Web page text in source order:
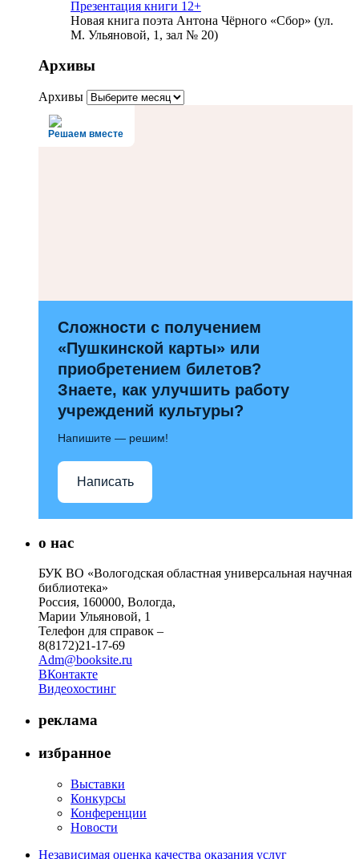
Презентация книги 12+
Новая книга поэта Антона Чёрного «Сбор» (ул.
М. Ульяновой, 1, зал № 20)
Архивы
Архивы
Решаем вместе
Сложности с получением
«Пушкинской карты» или
приобретением билетов?
Знаете, как улучшить работу
учреждений культуры?
Напишите — решим!
Написать
о нас
БУК ВО «Вологодская областная универсальная научная
библиотека»
Россия, 160000, Вологда,
Марии Ульяновой, 1
Телефон для справок –
8(8172)21-17-69
Adm@booksite.ru
ВКонтакте
Видеохостинг
реклама
избранное
Выставки
Конкурсы
Конференции
Новости
Независимая оценка качества оказания услуг